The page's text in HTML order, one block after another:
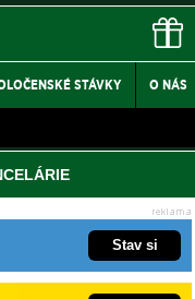
STÁVKY O NÁS
Stav si